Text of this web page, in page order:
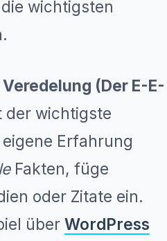
wichtigsten
(Der E-E-
der wichtigste
Erfahrung
Fakten, füge
oder Zitate ein.
über WordPress